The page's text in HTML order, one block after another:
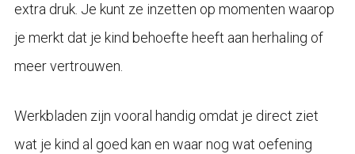
extra druk. Je kunt ze inzetten op momenten waarop
je merkt dat je kind behoefte heeft aan herhaling of
meer vertrouwen.
Werkbladen zijn vooral handig omdat je direct ziet
wat je kind al goed kan en waar nog wat oefening